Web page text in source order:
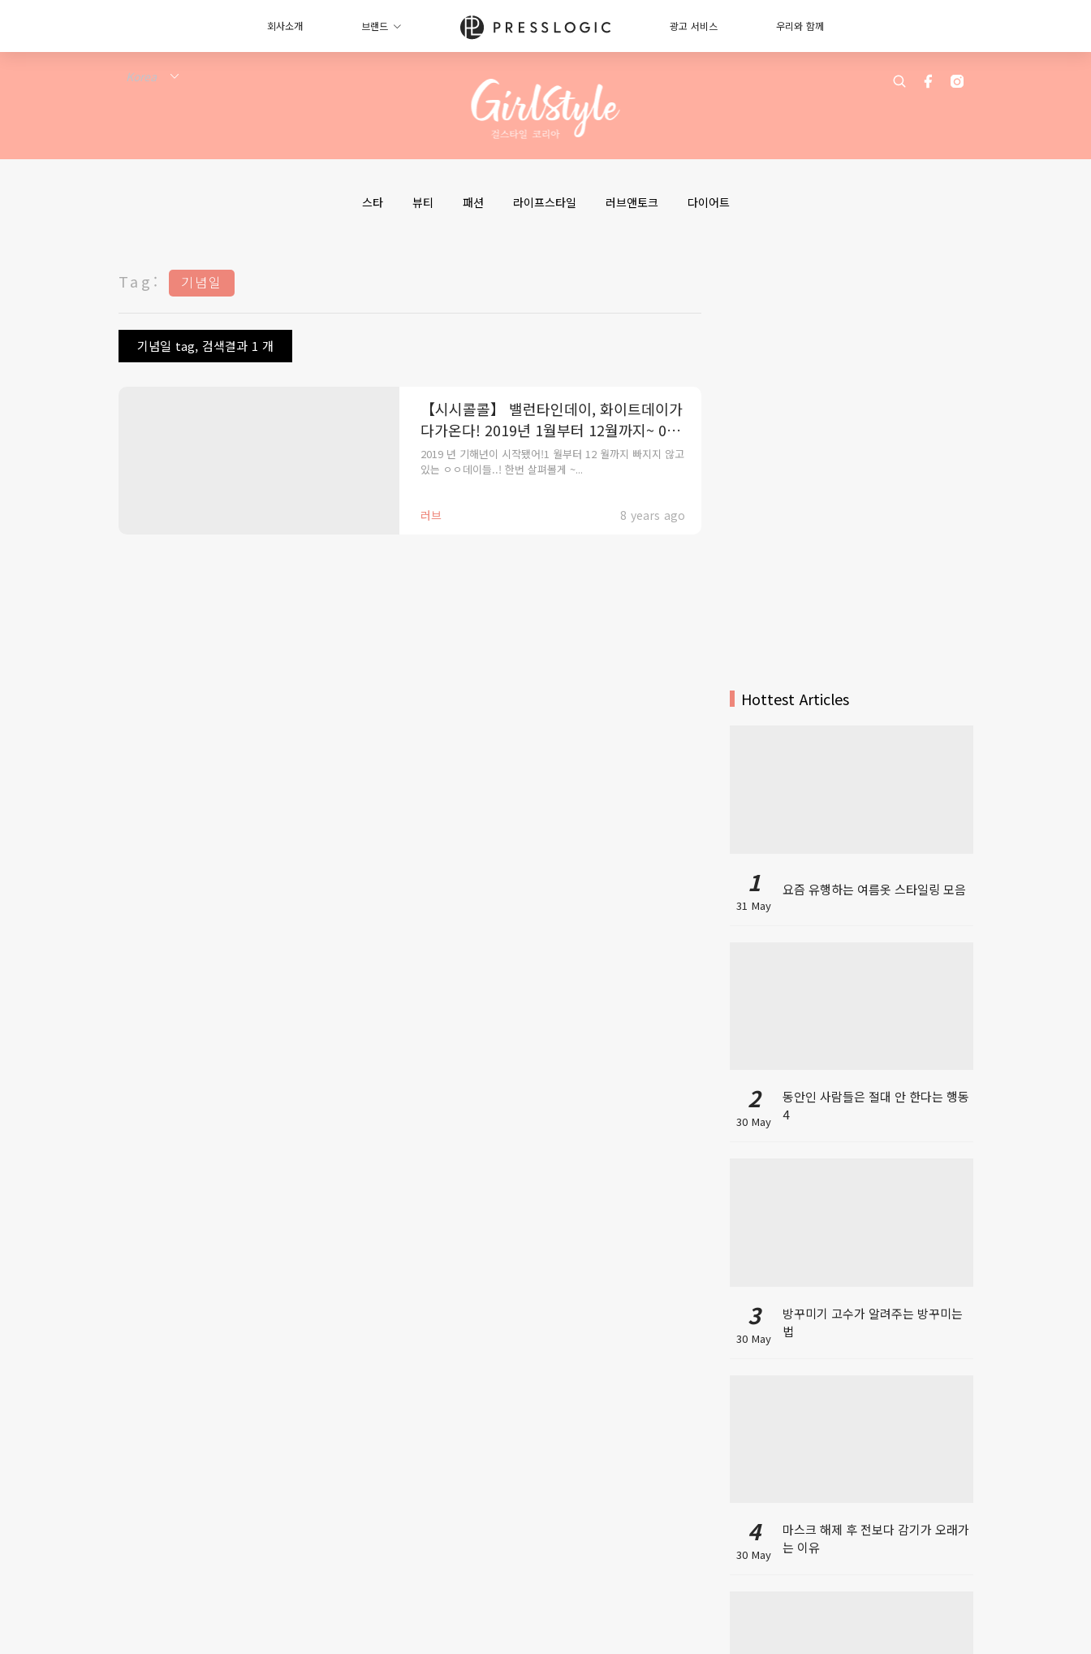
회사소개 브랜드 광고 서비스 우리와 함께
스타 뷰티 패션 라이프스타일 러브앤토크 다이어트
Tag: 기념일
기념일 tag, 검색결과 1 개
러브 8 years ago
【시시콜콜】 밸런타인데이, 화이트데이가
다가온다! 2019년 1월부터 12월까지~ 00
데이 총정리!
2019 년 기해년이 시작됐어!1 월부터 12 월까지 빠지지 않고
있는 ㅇㅇ데이들..! 한번 살펴볼게 ~...
Hottest Articles
1
31 May
요즘 유행하는 여름옷 스타일링 모음
2
30 May
동안인 사람들은 절대 안 한다는 행동
4
3
30 May
방꾸미기 고수가 알려주는 방꾸미는
법
4
30 May
마스크 해제 후 전보다 감기가 오래가
는 이유